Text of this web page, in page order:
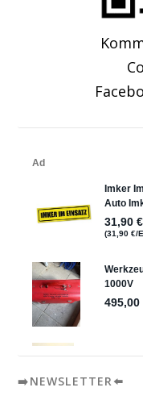
➡️NEWSLETTER⬅️